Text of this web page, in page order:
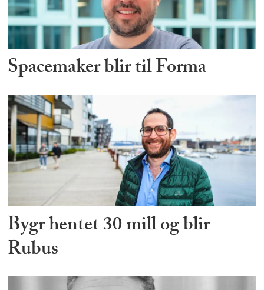
Spacemaker blir til Forma
Bygr hentet 30 mill og blir
Rubus